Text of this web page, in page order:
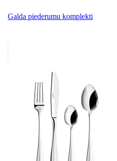
Galda piederumu komplekti